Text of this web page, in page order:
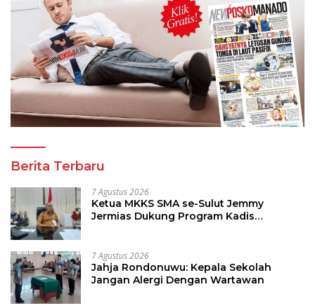
Berita Terbaru
7 Agustus 2026
Ketua MKKS SMA se-Sulut Jemmy
Jermias Dukung Program Kadis
7 Agustus 2026
Jahja Rondonuwu: Kepala Sekolah
Jangan Alergi Dengan Wartawan